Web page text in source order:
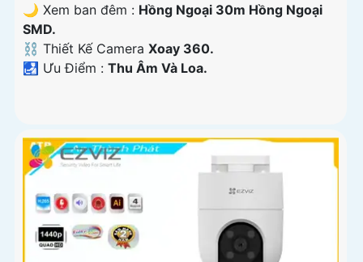
🌙 Xem ban đêm : Hồng Ngoại 30m Hồng Ngoại
SMD.
⛓ Thiết Kế Camera Xoay 360.
️🛃 Ưu Điểm : Thu Âm Và Loa.